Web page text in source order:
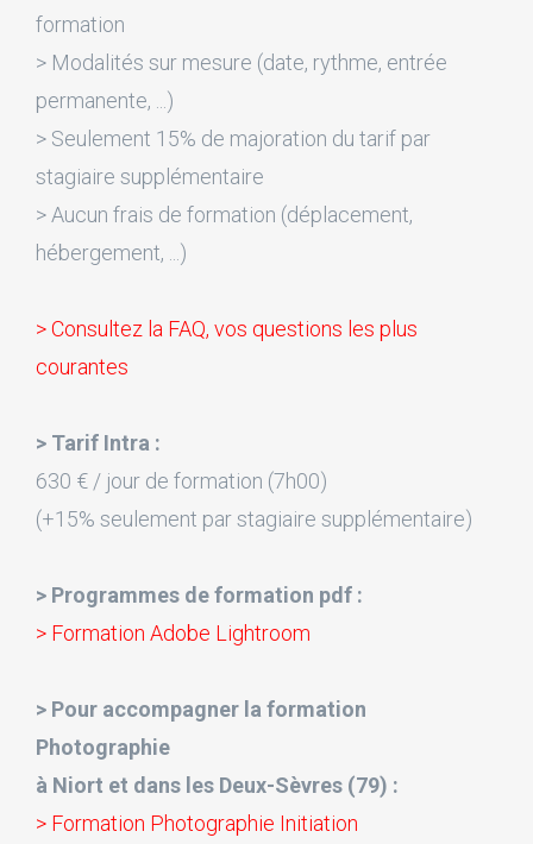
formation
> Modalités sur mesure (date, rythme, entrée
permanente, ...)
> Seulement 15% de majoration du tarif par
stagiaire supplémentaire
> Aucun frais de formation (déplacement,
hébergement, ...)
> Consultez la FAQ, vos questions les plus
courantes
> Tarif Intra :
630 € / jour de formation (7h00)
(+15% seulement par stagiaire supplémentaire)
> Programmes de formation pdf :
> Formation Adobe Lightroom
> Pour accompagner la formation
Photographie
à Niort et dans les Deux-Sèvres (79) :
> Formation Photographie Initiation